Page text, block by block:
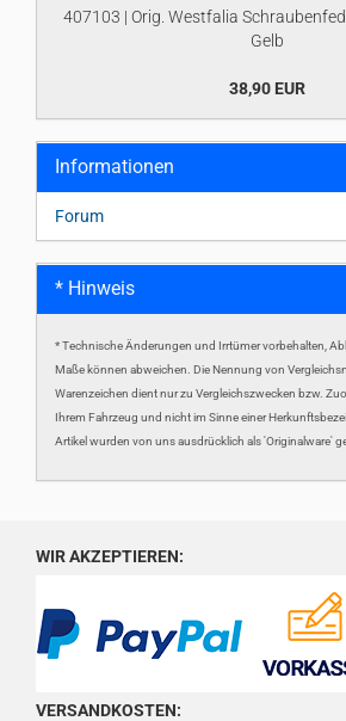
407103 | Orig. Westfalia
Gelb
38,90 EUR
Informationen
Forum
* Hinweis
* Technische Änderungen und Irrtümer vorbehalten,
Maße können abweichen. Die Nennung von
Warenzeichen dient nur zu Vergleichszwecken bzw.
Ihrem Fahrzeug und nicht im Sinne einer
Artikel wurden von uns ausdrücklich als 'Originalware'
WIR AKZEPTIEREN:
VERSANDKOSTEN: